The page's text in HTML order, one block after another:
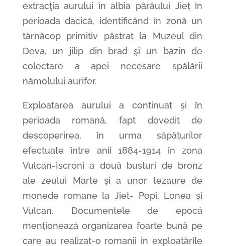
extracţia aurului în albia pârâului Jieț în
perioada dacică, identificând în zonă un
târnăcop primitiv păstrat la Muzeul din
Deva, un jilip din brad şi un bazin de
colectare a apei necesare spălării
nămolului aurifer.
Exploatarea aurului a continuat şi în
perioada romană, fapt dovedit de
descoperirea, în urma săpăturilor
efectuate între anii 1884-1914 în zona
Vulcan-Iscroni a două busturi de bronz
ale zeului Marte și a unor tezaure de
monede romane la Jiet- Popi, Lonea și
Vulcan. Documentele de epocă
menționează organizarea foarte bună pe
care au realizat-o romanii în exploatările